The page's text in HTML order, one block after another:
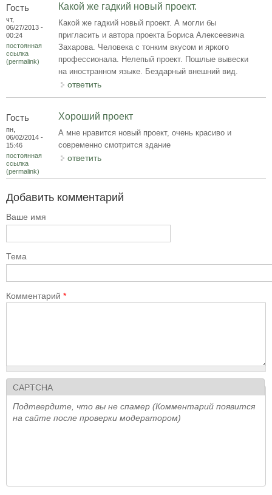
Гость
чт,
06/27/2013 -
00:24
постоянная
ссылка
(permalink)
Какой же гадкий новый проект.
Какой же гадкий новый проект. А могли бы
пригласить и автора проекта Бориса Алексеевича
Захарова. Человека с тонким вкусом и яркого
профессионала. Нелепый проект. Пошлые вывески
на иностранном языке. Бездарный внешний вид.
ответить
Гость
пн,
06/02/2014 -
15:46
постоянная
ссылка
(permalink)
Хороший проект
А мне нравится новый проект, очень красиво и
современно смотрится здание
ответить
Добавить комментарий
Ваше имя
Тема
Комментарий *
CAPTCHA
Подтвердите, что вы не спамер (Комментарий появится
на сайте после проверки модератором)